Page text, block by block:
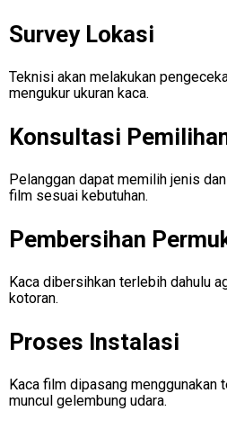
Survey Lokasi
Teknisi akan melakukan
mengukur ukuran kaca.
Konsultasi
Pelanggan dapat memilih jenis
film sesuai kebutuhan.
Pembersihan
Kaca dibersihkan terlebih dahulu
kotoran.
Proses Instalasi
Kaca film dipasang menggunakan
muncul gelembung udara.